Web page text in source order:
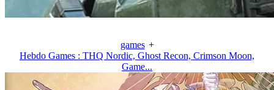
games +
Hebdo Games : THQ Nordic, Ghost Recon, Crimson Moon,
Game...